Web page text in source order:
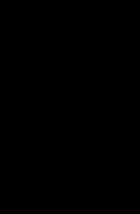
Загрузил
вернусь